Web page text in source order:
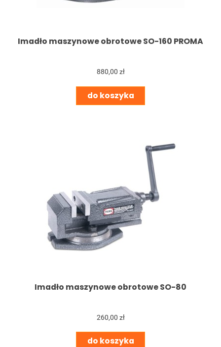
Imadło maszynowe obrotowe SO-160 PROMA
880,00 zł
do koszyka
Imadło maszynowe obrotowe SO-80
260,00 zł
do koszyka